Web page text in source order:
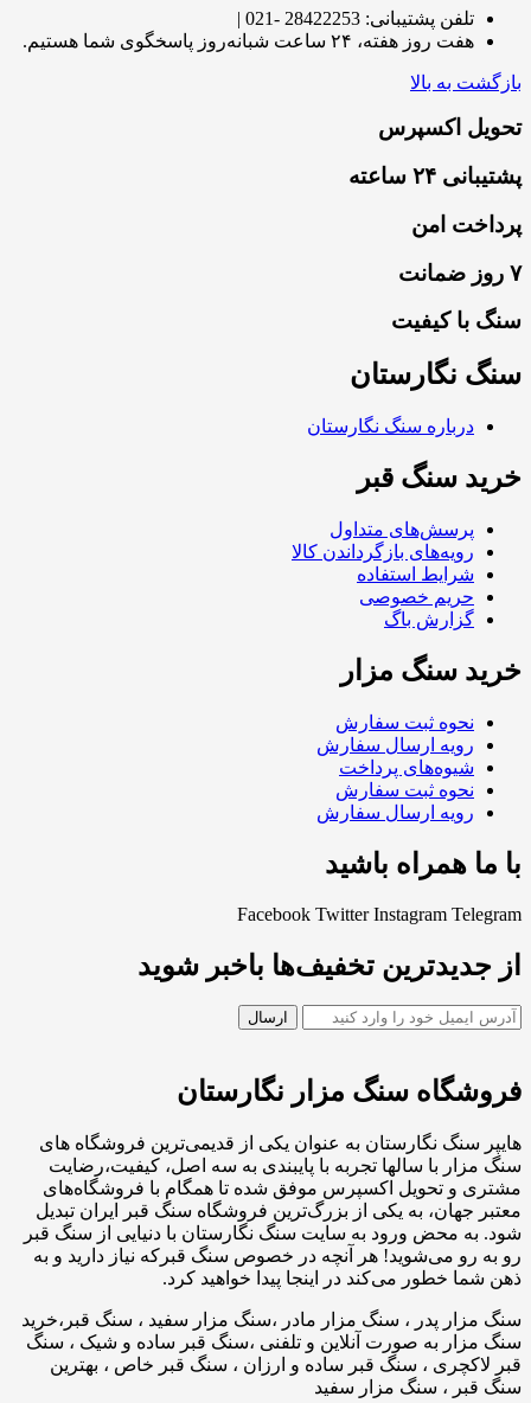
تلفن پشتیبانی: 28422253 -021 |
هفت روز هفته، ۲۴ ساعت شبانه‌روز پاسخگوی شما هستیم.
بازگشت به بالا
تحویل اکسپرس
پشتیبانی ۲۴ ساعته
پرداخت امن
۷ روز ضمانت
سنگ با کیفیت
سنگ نگارستان
درباره سنگ نگارستان
خرید سنگ قبر
پرسش‌های متداول
رویه‌های بازگرداندن کالا
شرایط استفاده
حریم خصوصی
گزارش باگ
خرید سنگ مزار
نحوه ثبت سفارش
رویه ارسال سفارش
شیوه‌های پرداخت
نحوه ثبت سفارش
رویه ارسال سفارش
با ما همراه باشید
Facebook Twitter Instagram Telegram
از جدیدترین تخفیف‌ها باخبر شوید
فروشگاه سنگ مزار نگارستان
هایپر سنگ نگارستان به عنوان یکی از قدیمی‌ترین فروشگاه های
سنگ مزار با سالها تجربه با پایبندی به سه اصل، کیفیت،رضایت
مشتری و تحویل اکسپرس موفق شده تا همگام با فروشگاه‌های
معتبر جهان، به یکی از بزرگ‌ترین فروشگاه سنگ قبر ایران تبدیل
شود. به محض ورود به سایت سنگ نگارستان با دنیایی از سنگ قبر
رو به رو می‌شوید! هر آنچه در خصوص سنگ قبرکه نیاز دارید و به
ذهن شما خطور می‌کند در اینجا پیدا خواهید کرد.
سنگ مزار پدر ، سنگ مزار مادر ،سنگ مزار سفید ، سنگ قبر،خرید
سنگ مزار به صورت آنلاین و تلفنی ،سنگ قبر ساده و شیک ، سنگ
قبر لاکچری ، سنگ قبر ساده و ارزان ، سنگ قبر خاص ، بهترین
سنگ قبر ، سنگ مزار سفید